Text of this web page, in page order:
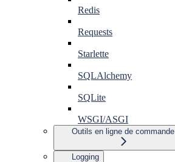
Redis
Requests
Starlette
SQLAlchemy
SQLite
WSGI/ASGI
Outils en ligne de commande
Logging